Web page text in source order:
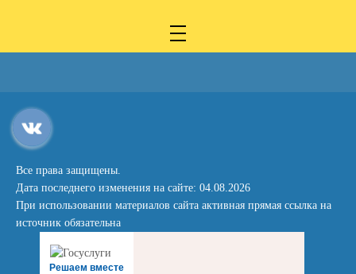
Все права защищены.
Дата последнего изменения на сайте: 04.08.2026
При использовании материалов сайта активная прямая ссылка на
источник обязательна
Решаем вместе